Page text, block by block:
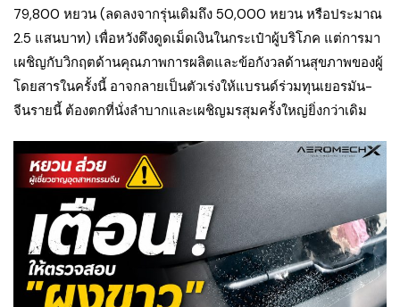
79,800 หยวน (ลดลงจากรุ่นเดิมถึง 50,000 หยวน หรือประมาณ
2.5 แสนบาท) เพื่อหวังดึงดูดเม็ดเงินในกระเป๋าผู้บริโภค แต่การมา
เผชิญกับวิกฤตด้านคุณภาพการผลิตและข้อกังวลด้านสุขภาพของผู้
โดยสารในครั้งนี้ อาจกลายเป็นตัวเร่งให้แบรนด์ร่วมทุนเยอรมัน-
จีนรายนี้ ต้องตกที่นั่งลำบากและเผชิญมรสุมครั้งใหญ่ยิ่งกว่าเดิม